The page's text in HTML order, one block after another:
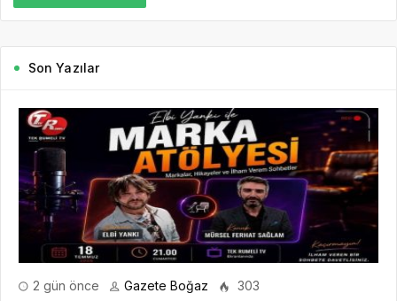
Son Yazılar
2 gün önce Gazete Boğaz 303